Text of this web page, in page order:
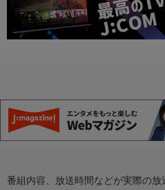
番組内容、放送時間などが実際の